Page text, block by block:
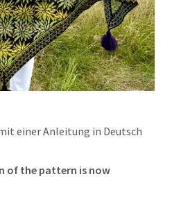
einer Anleitung in Deutsch
of the pattern is now